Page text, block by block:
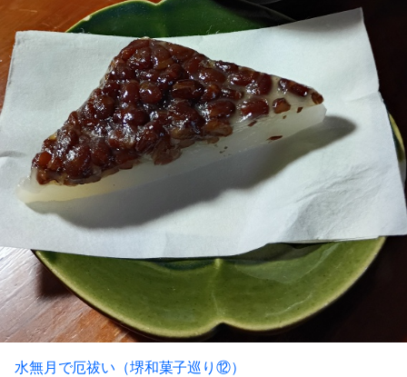
水無月で厄祓い（堺和菓子巡り⑫）